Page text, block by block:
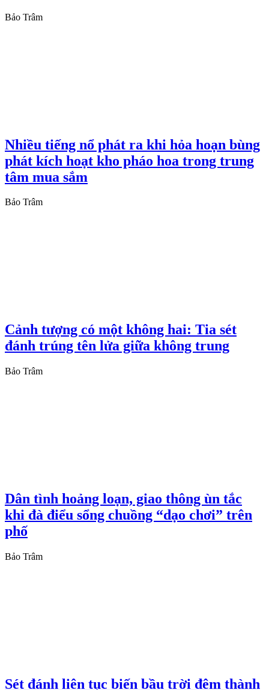
Bảo Trâm
Nhiều tiếng nổ phát ra khi hỏa hoạn bùng
phát kích hoạt kho pháo hoa trong trung
tâm mua sắm
Bảo Trâm
Cảnh tượng có một không hai: Tia sét
đánh trúng tên lửa giữa không trung
Bảo Trâm
Dân tình hoảng loạn, giao thông ùn tắc
khi đà điểu sổng chuồng “dạo chơi” trên
phố
Bảo Trâm
Sét đánh liên tục biến bầu trời đêm thành